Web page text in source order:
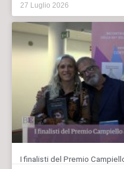
27 Luglio 2026
I finalisti del Premio